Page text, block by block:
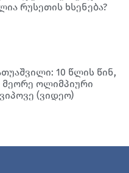
რუსეთის ხსენება?
10 წლის წინ,
მეორე ოლიმპიური
(ვიდეო)